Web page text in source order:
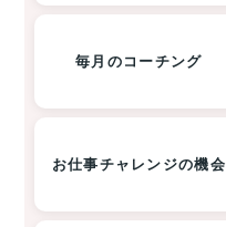
毎月のコーチング
お仕事チャレンジの機会